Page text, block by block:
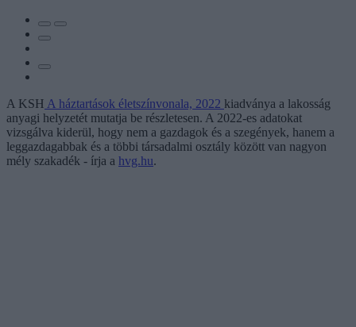
A KSH A háztartások életszínvonala, 2022 kiadványa a lakosság
anyagi helyzetét mutatja be részletesen. A 2022-es adatokat
vizsgálva kiderül, hogy nem a gazdagok és a szegények, hanem a
leggazdagabbak és a többi társadalmi osztály között van nagyon
mély szakadék - írja a hvg.hu.